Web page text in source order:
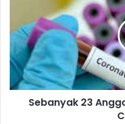
Sebanyak 23